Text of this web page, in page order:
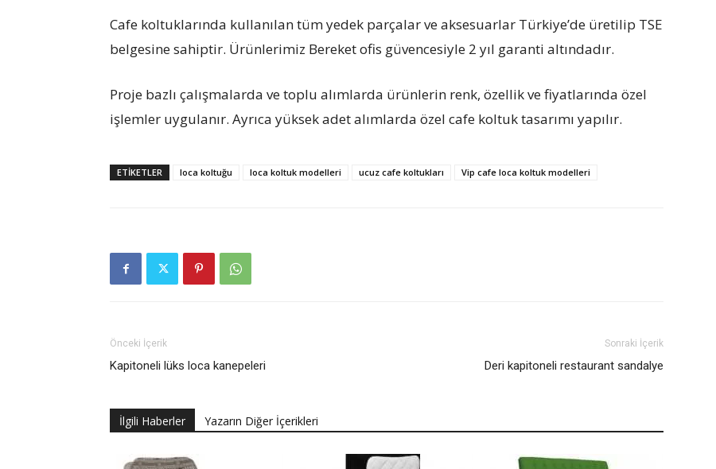
Cafe koltuklarında kullanılan tüm yedek parçalar ve aksesuarlar Türkiye’de üretilip TSE
belgesine sahiptir. Ürünlerimiz Bereket ofis güvencesiyle 2 yıl garanti altındadır.
Proje bazlı çalışmalarda ve toplu alımlarda ürünlerin renk, özellik ve fiyatlarında özel
işlemler uygulanır. Ayrıca yüksek adet alımlarda özel cafe koltuk tasarımı yapılır.
ETIKETLER loca koltuğu loca koltuk modelleri ucuz cafe koltukları Vip cafe loca koltuk modelleri
Önceki İçerik
Kapitoneli lüks loca kanepeleri
Sonraki İçerik
Deri kapitoneli restaurant sandalye
İlgili Haberler Yazarın Diğer İçerikleri